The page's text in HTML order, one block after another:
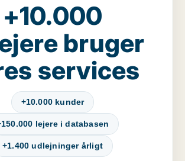
+10.000
bruger
services
+10.000 kunder
lejere i databasen
+1.400 udlejninger årligt